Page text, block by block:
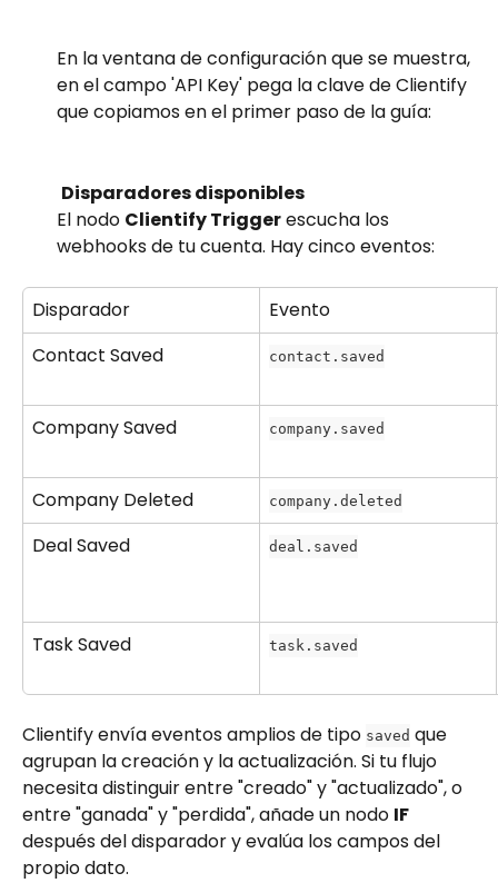
En la ventana de configuración que se muestra,
en el campo 'API Key' pega la clave de Clientify
que copiamos en el primer paso de la guía:
Disparadores disponibles
El nodo Clientify Trigger escucha los
webhooks de tu cuenta. Hay cinco eventos:
Disparador
Evento
Contact Saved
contact.saved
Company Saved company.saved
Company Deleted company.deleted
Deal Saved deal.saved
Task Saved task.saved
Clientify envía eventos amplios de tipo saved que
agrupan la creación y la actualización. Si tu flujo
necesita distinguir entre "creado" y "actualizado", o
entre "ganada" y "perdida", añade un nodo IF
después del disparador y evalúa los campos del
propio dato.